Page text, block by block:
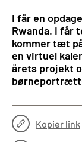
I får en
Rwanda. I får
kommer tæt
en virtuel
årets projekt
Kopier link